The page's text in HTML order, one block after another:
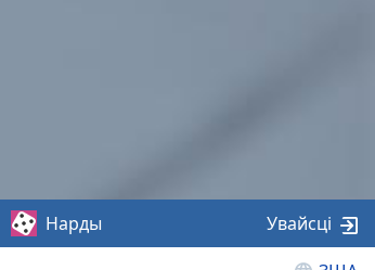
Нарды Увайсці